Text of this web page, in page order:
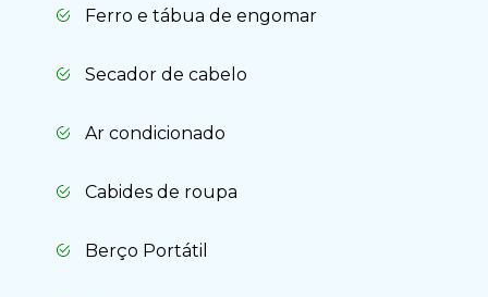
Ferro e tábua de engomar
Secador de cabelo
Ar condicionado
Cabides de roupa
Berço Portátil